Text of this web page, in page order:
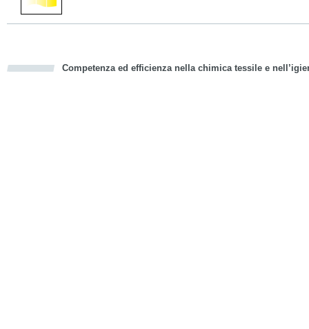
Competenza ed efficienza nella chimica tessile e